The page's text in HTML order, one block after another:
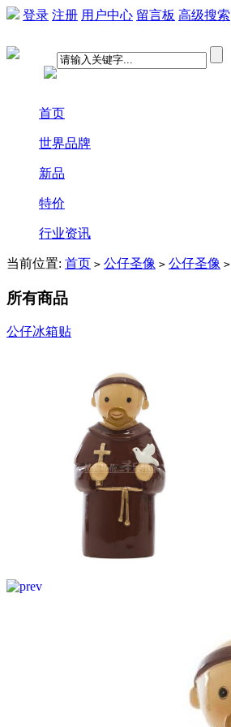
登录 注册 用户中心 留言板 高级搜索
首页
世界品牌
新品
特价
行业资讯
当前位置: 首页 > 公仔圣像 > 公仔圣像 >
所有商品
公仔冰箱贴